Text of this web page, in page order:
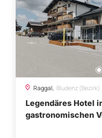
Bludenz (Bezirk)
Legendäres Hotel
gastronomischen
Preis auf